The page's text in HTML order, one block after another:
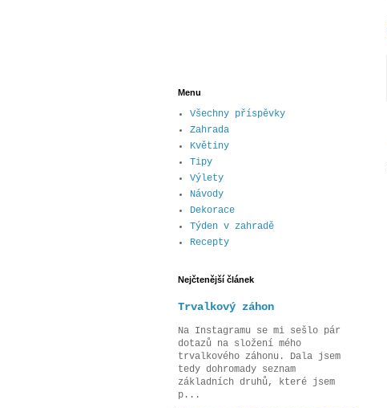
Menu
Všechny příspěvky
Zahrada
Květiny
Tipy
Výlety
Návody
Dekorace
Týden v zahradě
Recepty
Nejčtenější článek
Trvalkový záhon
Na Instagramu se mi sešlo pár
dotazů na složení mého
trvalkového záhonu. Dala jsem
tedy dohromady seznam
základních druhů, které jsem
p...